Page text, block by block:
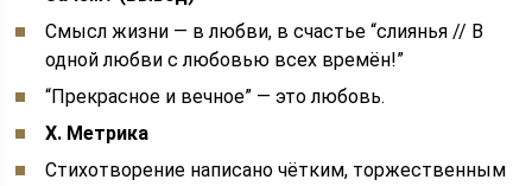
Смысл жизни — в любви, в счастье “слиянья // В
одной любви с любовью всех времён!”
“Прекрасное и вечное” — это любовь.
X. Метрика
Стихотворение написано чётким, торжественным